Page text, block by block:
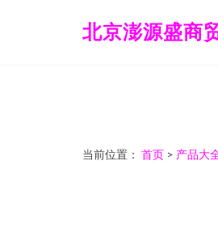
北京澎源盛商
当前位置： 首页 > 产品大